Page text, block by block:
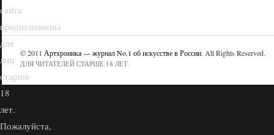
© 2011 Артхроника — журнал No.1 об искусстве в России. All Rights Reserved.
ДЛЯ ЧИТАТЕЛЕЙ СТАРШЕ 18 ЛЕТ.
сайта
предназначены
для
лиц
старше
18
лет.
Пожалуйста,